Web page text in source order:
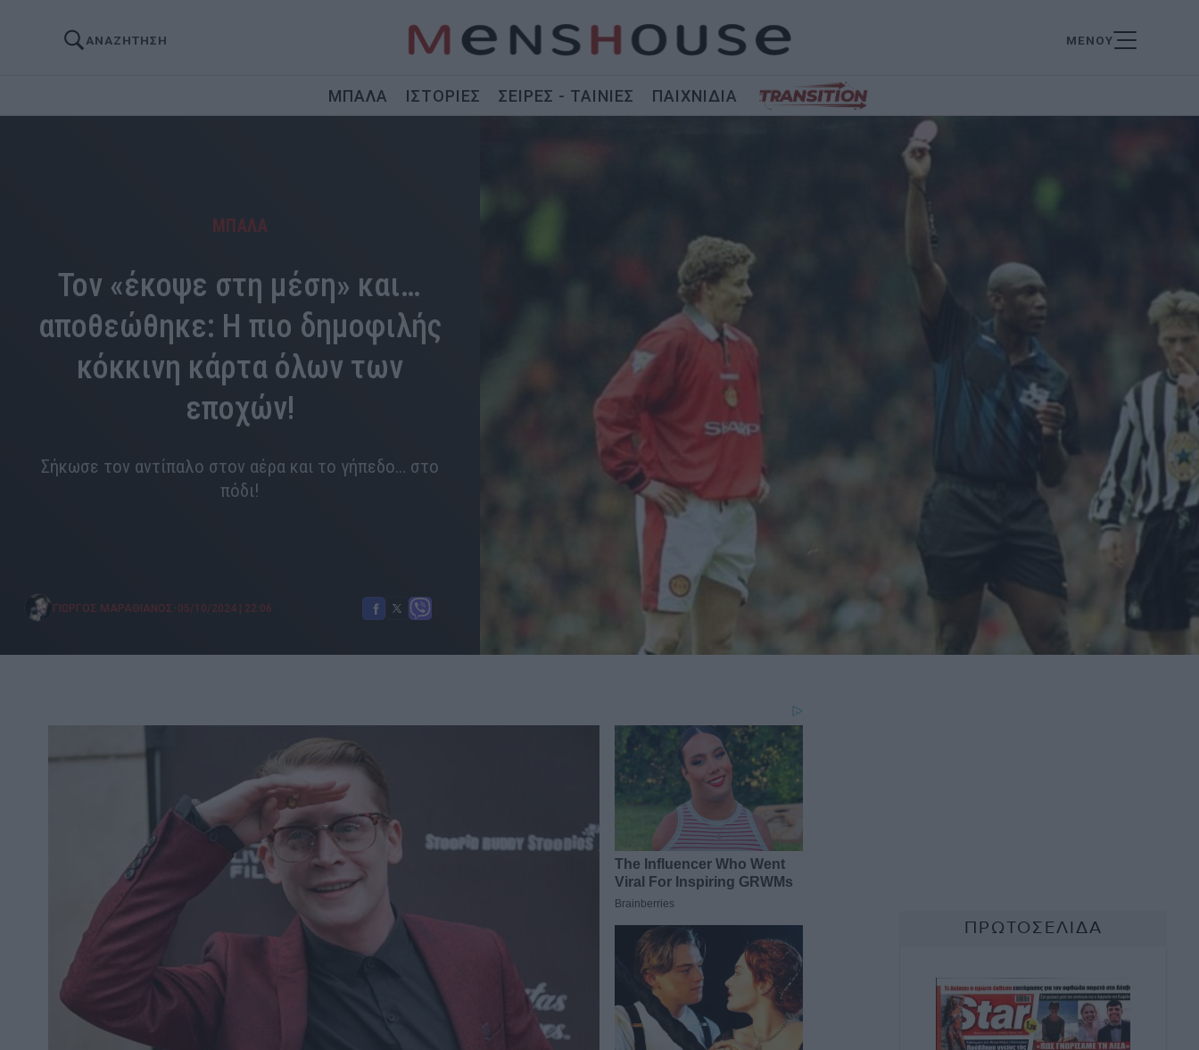
ΑΝΑΖΗΤΗΣΗ ΜΕΝΟΥ
ΜΠΑΛΑ ΙΣΤΟΡΙΕΣ ΣΕΙΡΕΣ - ΤΑΙΝΙΕΣ ΠΑΙΧΝΙΔΙΑ
ΜΠΑΛΑ
Τον «έκοψε στη μέση» και…
αποθεώθηκε: Η πιο δημοφιλής
κόκκινη κάρτα όλων των
εποχών!
Σήκωσε τον αντίπαλο στον αέρα και το γήπεδο… στο
πόδι!
ΓΙΩΡΓΟΣ ΜΑΡΑΘΙΑΝΟΣ 05/10/2024 | 22:06